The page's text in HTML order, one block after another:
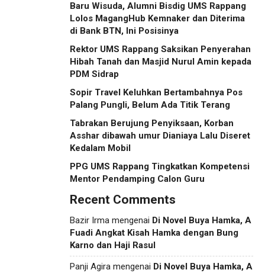
Baru Wisuda, Alumni Bisdig UMS Rappang
Lolos MagangHub Kemnaker dan Diterima
di Bank BTN, Ini Posisinya
Rektor UMS Rappang Saksikan Penyerahan
Hibah Tanah dan Masjid Nurul Amin kepada
PDM Sidrap
Sopir Travel Keluhkan Bertambahnya Pos
Palang Pungli, Belum Ada Titik Terang
Tabrakan Berujung Penyiksaan, Korban
Asshar dibawah umur Dianiaya Lalu Diseret
Kedalam Mobil
PPG UMS Rappang Tingkatkan Kompetensi
Mentor Pendamping Calon Guru
Recent Comments
Bazir Irma mengenai Di Novel Buya Hamka, A
Fuadi Angkat Kisah Hamka dengan Bung
Karno dan Haji Rasul
Panji Agira mengenai Di Novel Buya Hamka, A